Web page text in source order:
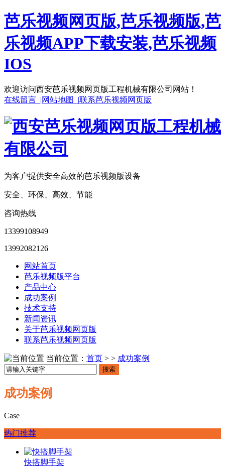
芭乐视频网页版,芭乐视频版,芭
乐视频APP下载安装,芭乐视频
IOS
欢迎访问西安芭乐视频网页版工程机械有限公司网站！
在线留言 |网站地图 |联系芭乐视频网页版
为客户提供安全高效的芭乐视频版设备
安全、环保、高效、节能
咨询热线
13399108949
13992082126
网站首页
芭乐视频版平台
产品中心
成功案例
技术支持
新闻资讯
关于芭乐视频网页版
联系芭乐视频网页版
当前位置： 首页 > > 成功案例
搜索
成功案例
Case
热门推荐
快搭脚手架